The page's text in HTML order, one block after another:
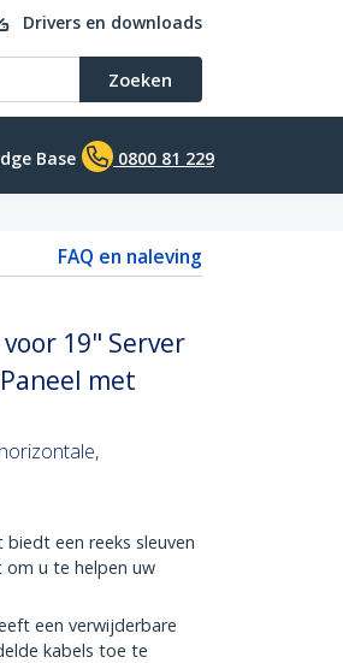
Drivers en downloads
Zoeken
Base 0800 81 229
FAQ en naleving
19" Server
met
biedt een reeks sleuven
om u te helpen uw
een verwijderbare
kabels toe te